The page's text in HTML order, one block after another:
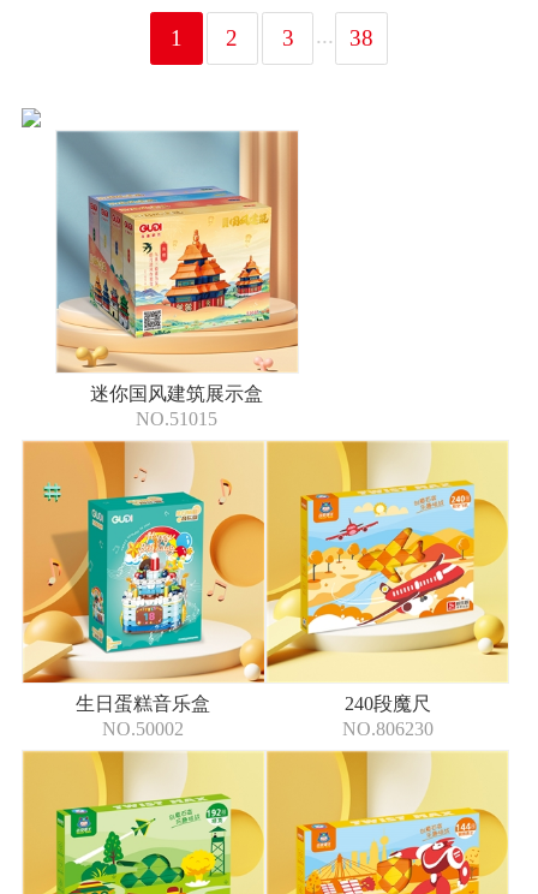
1 2 3 ... 38
迷你国风建筑展示盒
NO.51015
生日蛋糕音乐盒
NO.50002
240段魔尺
NO.806230